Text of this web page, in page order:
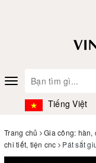
Toggle
navigation
Tiếng Việt
Trang chủ
Gia công: hàn,
chi tiết, tiện cnc
Pát sắt